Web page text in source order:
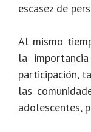
escasez de
Al mismo
la
participación,
las
adolescentes,